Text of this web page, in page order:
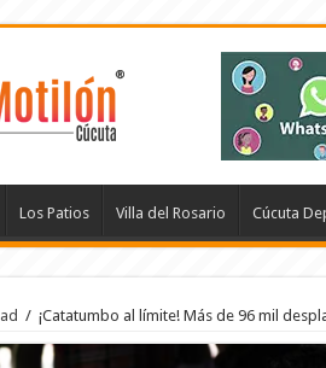
Los Patios Villa del Rosario Cúcuta
/ ¡Catatumbo al límite! Más de 96 mil